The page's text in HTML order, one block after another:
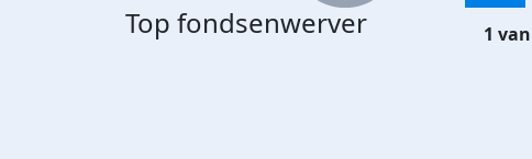
Top fondsenwerver 1